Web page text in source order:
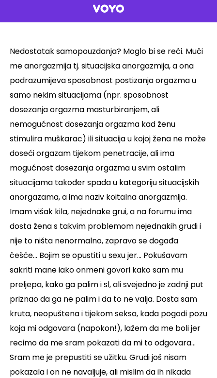
Nedostatak samopouzdanja? Moglo bi se reći. Muči
me anorgazmija tj. situacijska anorgazmija, a ona
podrazumijeva sposobnost postizanja orgazma u
samo nekim situacijama (npr. sposobnost
dosezanja orgazma masturbiranjem, ali
nemogućnost dosezanja orgazma kad ženu
stimulira muškarac) ili situacija u kojoj žena ne može
doseći orgazam tijekom penetracije, ali ima
mogućnost dosezanja orgazma u svim ostalim
situacijama također spada u kategoriju situacijskih
anorgazama, a ima naziv koitalna anorgazmija.
Imam višak kila, nejednake grui, a na forumu ima
dosta žena s takvim problemom nejednakih grudi i
nije to ništa nenormalno, zapravo se događa
češće... Bojim se opustiti u sexu jer... Pokušavam
sakriti mane iako onmeni govori kako sam mu
preljepa, kako ga palim i sl, ali svejedno je zadnji put
priznao da ga ne palim i da to ne valja. Dosta sam
kruta, neopuštena i tijekom seksa, kada pogodi pozu
koja mi odgovara (napokon!), lažem da me boli jer
recimo da me sram pokazati da mi to odgovara...
Sram me je prepustiti se užitku. Grudi još nisam
pokazala i on ne navaljuje, ali mislim da ih nikada